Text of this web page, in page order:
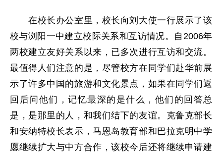
在校长办公室里，校长向刘大使一行展示了该
校与浏阳一中建立校际关系和互访情况。自2006年
两校建立友好关系以来，已多次进行互访和交流。
最值得人们注意的是，尽管校方在同学们赴华前展
示了许多中国的旅游和文化景点，如果在同学们返
回后问他们，记忆最深的是什么，他们的回答总
是，是那里的人，和我们结下的友谊。克鲁克部长
和安纳特校长表示，马恩岛教育部和巴拉克明中学
愿继续扩大与中方合作，该校今后还将继续申请建